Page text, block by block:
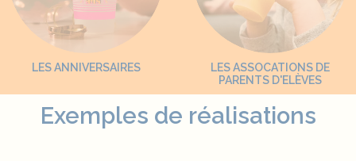
LES ANNIVERSAIRES
LES ASSOCATIONS DE
PARENTS D'ELÈVES
Exemples de réalisations